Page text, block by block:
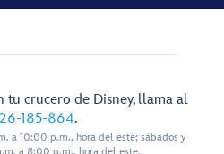
tu crucero de Disney, llama al
185-864.
a 10:00 p.m., hora del este; sábados y